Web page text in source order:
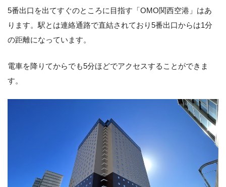
5番出口を出てすぐのところに目指す「OMO関西空港」はあ
ります。駅とは連絡通路で直結されており5番出口からは1分
の距離になっています。
電車を降りてからでも5分ほどでアクセスすることができま
す。